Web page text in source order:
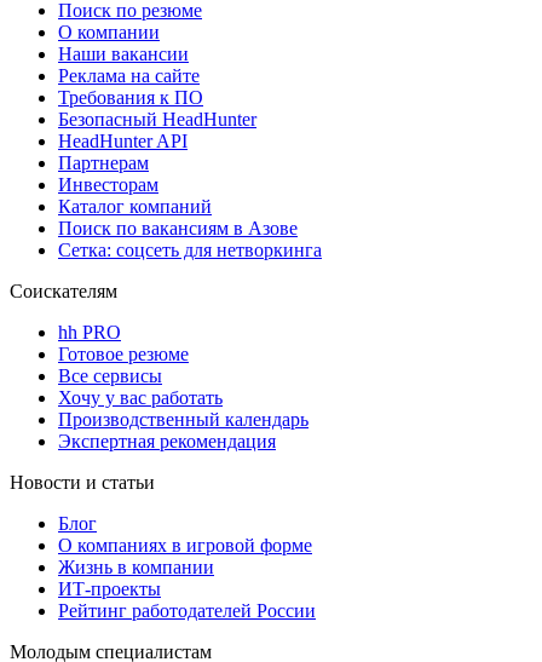
Поиск по резюме
О компании
Наши вакансии
Реклама на сайте
Требования к ПО
Безопасный HeadHunter
HeadHunter API
Партнерам
Инвесторам
Каталог компаний
Поиск по вакансиям в Азове
Сетка: соцсеть для нетворкинга
Соискателям
hh PRO
Готовое резюме
Все сервисы
Хочу у вас работать
Производственный календарь
Экспертная рекомендация
Новости и статьи
Блог
О компаниях в игровой форме
Жизнь в компании
ИТ-проекты
Рейтинг работодателей России
Молодым специалистам